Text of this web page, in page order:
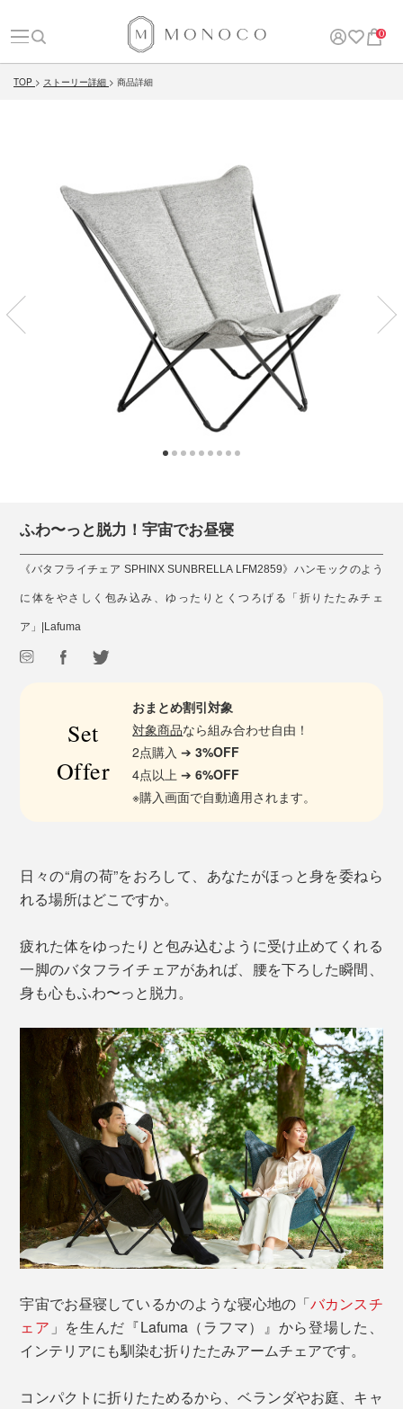
0
TOP ストーリー詳細 商品詳細
ふわ〜っと脱力！宇宙でお昼寝
《バタフライチェア SPHINX SUNBRELLA LFM2859》ハンモックのよう
に体をやさしく包み込み、ゆったりとくつろげる「折りたたみチェ
ア」|Lafuma
Set
Offer
おまとめ割引対象
対象商品なら組み合わせ自由！
2点購入 ➔3%OFF
4点以上 ➔6%OFF
※購入画面で自動適用されます。
日々の“肩の荷”をおろして、あなたがほっと身を委ねら
れる場所はどこですか。
疲れた体をゆったりと包み込むように受け止めてくれる
一脚のバタフライチェアがあれば、腰を下ろした瞬間、
身も心もふわ〜っと脱力。
宇宙でお昼寝しているかのような寝心地の「バカンスチ
ェア 」を生んだ『Lafuma（ラフマ）』から登場した、
インテリアにも馴染む折りたたみアームチェアです。
コンパクトに折りたためるから、ベランダやお庭、キャ